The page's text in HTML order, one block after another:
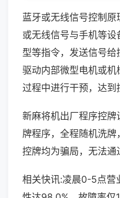
蓝牙或无线信号控制
或无线信号与手机等
型等指令，发送信号
驱动内部微型电机或
过程中进行干预，达到
新麻将机出厂程序控
牌程序，全程随机洗
控牌均为骗局，无法通
相关快讯:凌晨0-5点营